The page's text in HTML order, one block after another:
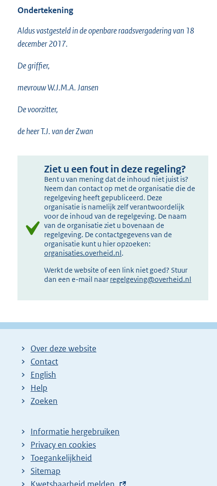
Ondertekening
Aldus vastgesteld in de openbare raadsvergadering van 18
december 2017.
De griffier,
mevrouw W.J.M.A. Jansen
De voorzitter,
de heer T.J. van der Zwan
Ziet u een fout in deze regeling?
Bent u van mening dat de inhoud niet juist is?
Neem dan contact op met de organisatie die de
regelgeving heeft gepubliceerd. Deze
organisatie is namelijk zelf verantwoordelijk
voor de inhoud van de regelgeving. De naam
van de organisatie ziet u bovenaan de
regelgeving. De contactgegevens van de
organisatie kunt u hier opzoeken:
organisaties.overheid.nl.
Werkt de website of een link niet goed? Stuur
dan een e-mail naar regelgeving@overheid.nl
Over deze website
Contact
English
Help
Zoeken
Informatie hergebruiken
Privacy en cookies
Toegankelijkheid
Sitemap
E
Kwetsbaarheid melden